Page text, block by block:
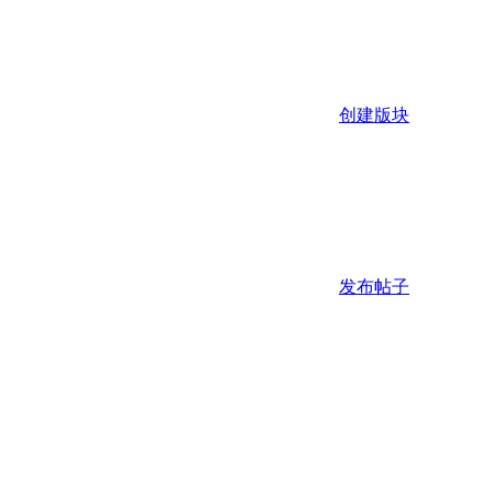
创建版块
发布帖子